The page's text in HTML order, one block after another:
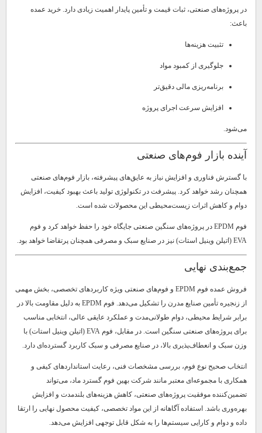
در پروژه‌های صنعتی، ثبات قیمت و تأمین پایدار اهمیت زیادی دارد. خرید عمده
باعث:
تثبیت هزینه‌ها
جلوگیری از کمبود مواد
برنامه‌ریزی مالی دقیق‌تر
افزایش سرعت اجرای پروژه
می‌شود.
آینده بازار فوم‌های صنعتی
با گسترش فناوری و افزایش نیاز به عایق‌های پیشرفته، بازار فوم‌های صنعتی
همچنان رشد خواهد کرد. پیشرفت در تکنولوژی تولید باعث بهبود کیفیت، افزایش
دوام و کاهش اثرات زیست‌محیطی این محصولات شده است.
فوم EPDM در پروژه‌های سنگین صنعتی جایگاه خود را حفظ خواهد کرد و فوم
EVA (اتیلن وینیل استات) نیز در صنایع سبک و مصرفی همچنان پرتقاضا خواهد بود.
جمع‌بندی نهایی
فروش عمده فوم EPDM و فوم‌های صنعتی ویژه کاربردهای تخصصی، بخش مهمی
از زنجیره تأمین صنایع مدرن را تشکیل می‌دهد. فوم EPDM به دلیل مقاومت بالا در
برابر شرایط محیطی، دوام طولانی‌مدت و عملکرد عایقی عالی، انتخابی مناسب
برای پروژه‌های صنعتی سنگین است. در مقابل، فوم EVA (اتیلن وینیل استات) با
وزن سبک و انعطاف‌پذیری بالا، در صنایع مصرفی و سبک کاربرد گسترده‌ای دارد.
انتخاب صحیح نوع فوم، بررسی مشخصات فنی، رعایت استانداردهای کیفی و
همکاری با مجموعه‌ای معتبر مانند شرکت بهین فوم گسترد ماد، می‌تواند
تضمین‌کننده موفقیت پروژه‌های صنعتی، کاهش هزینه‌های بلندمدت و افزایش
بهره‌وری باشد. استفاده آگاهانه از این مواد تخصصی، کیفیت محصول نهایی را ارتقا
داده و دوام و کارایی سیستم‌ها را به شکل قابل توجهی افزایش می‌دهد.